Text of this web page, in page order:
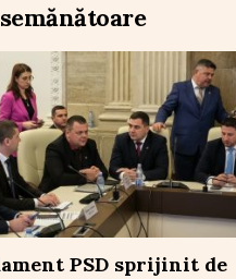
PSD sprijinit de